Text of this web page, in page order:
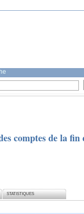
comptes de la fin
STATISTIQUES